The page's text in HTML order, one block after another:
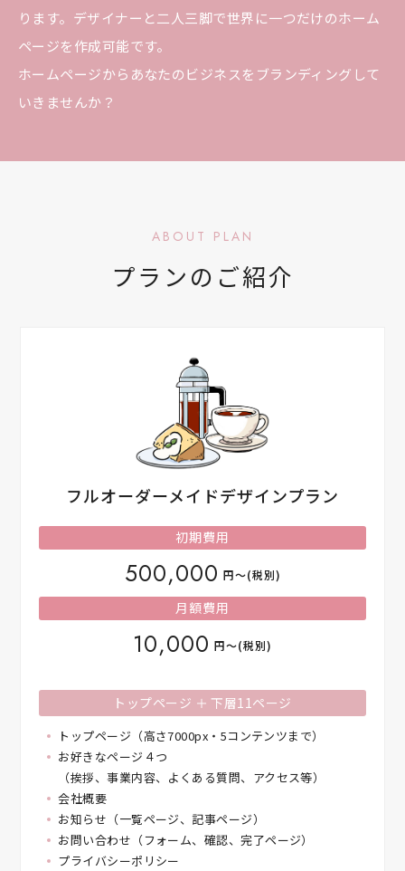
ります。デザイナーと二人三脚で世界に一つだけのホーム
ページを作成可能です。
ホームページからあなたのビジネスをブランディングして
いきませんか？
プランのご紹介
ABOUT PLAN
フルオーダーメイドデザインプラン
初期費用
500,000 円〜(税別)
月額費用
10,000 円〜(税別)
トップページ ＋ 下層11ページ
トップページ（高さ7000px・5コンテンツまで）
お好きなページ４つ
（挨拶、事業内容、よくある質問、アクセス等）
会社概要
お知らせ（一覧ページ、記事ページ）
お問い合わせ（フォーム、確認、完了ページ）
プライバシーポリシー